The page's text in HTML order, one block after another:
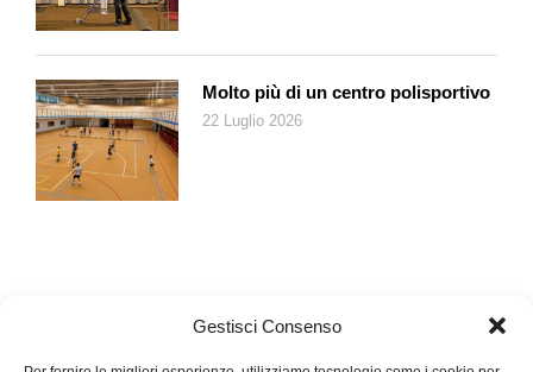
Gestisci Consenso
l’iniziativa «Spazio pulito» che incitava tutti gli addetti ai lavori a
sviluppare tecnologie innovative riguardanti i satelliti, con
va dal design ecologico per i nuovi manufatti alle restrizioni
nell’uso di particolari materiali e carburanti inquinanti, dalla
riduzione dei consumi durante la vita attiva del satellite alla
gestione della scoria. La Svizzera si è distinta e l’Esa nel
novembre 2020 ha firmato un contratto da 86 milioni di euro
consumare nell’atmosfera. La prima missione di recupero
Molto più di un centro polisportivo
22 Luglio 2026